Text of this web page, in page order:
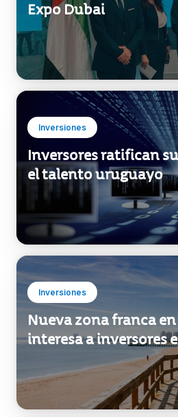
Expo Dubai
Inversiones
Inversores ratifican
el talento uruguayo
Inversiones
Nueva zona franca
interesa a inversores